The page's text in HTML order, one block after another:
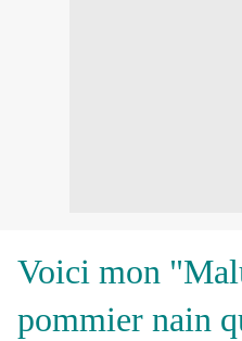
Voici mon
pommier nain